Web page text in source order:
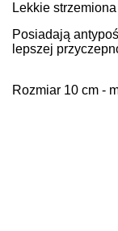
Lekkie
Posiadają
lepszej
Rozmiar 10 cm -